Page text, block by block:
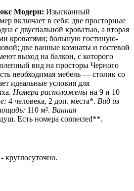
Модерн: Изысканный
включает в себя: две просторные
с двуспальной кроватью, а вторая
кроватями; большую гостиную-
две ванные комнаты и гостевой
выход на балкон, с которого
вид на просторы Черного
необходимая мебель — столик со
идеальные условия для
Номера расположены на 9 и 10
4 человека, 2 доп. места*. Вид из
110 м². Ванная
Есть номера connected**.
круглосуточно.